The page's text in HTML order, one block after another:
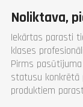
Noliktava,
Iekārtas parasti
klases
Pirms
statusu konkrētā
produktiem